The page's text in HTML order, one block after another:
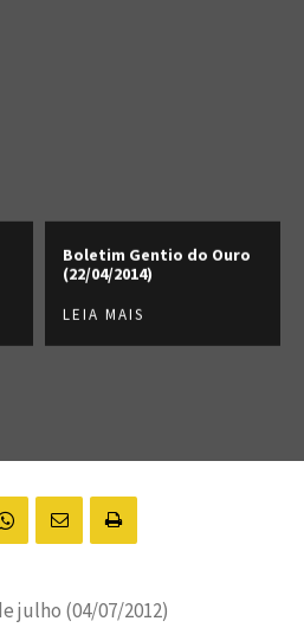
Boletim Gentio do Ouro
(22/04/2014)
LEIA MAIS
julho (04/07/2012)